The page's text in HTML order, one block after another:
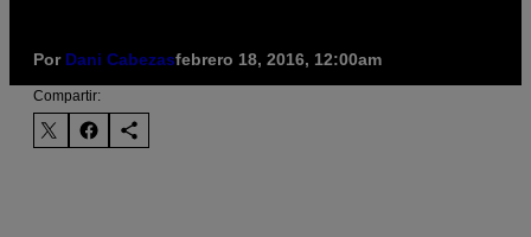
Por Dani Cabezasfebrero 18, 2016, 12:00am
Compartir: